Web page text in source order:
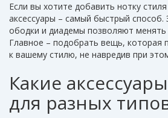
Если вы хотите добавить нотку стиля
аксессуары – самый быстрый способ.
ободки и диадемы позволяют менять
Главное – подобрать вещь, которая
к вашему стилю, не навредив при
Какие
для разных